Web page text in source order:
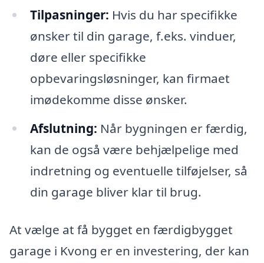
Tilpasninger: Hvis du har specifikke
ønsker til din garage, f.eks. vinduer,
døre eller specifikke
opbevaringsløsninger, kan firmaet
imødekomme disse ønsker.
Afslutning: Når bygningen er færdig,
kan de også være behjælpelige med
indretning og eventuelle tilføjelser, så
din garage bliver klar til brug.
At vælge at få bygget en færdigbygget
garage i Kvong er en investering, der kan